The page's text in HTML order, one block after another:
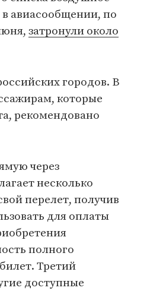
авиасообщении, по
затронули около
городов. В
которые
рекомендовано
через
несколько
перелет, получив
для оплаты
полного
Третий
доступные